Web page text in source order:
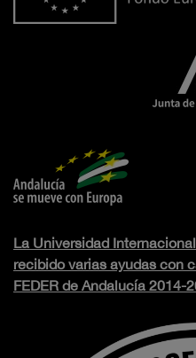
La Universidad
recibido varias ayudas con
FEDER de Andalucía 2014-